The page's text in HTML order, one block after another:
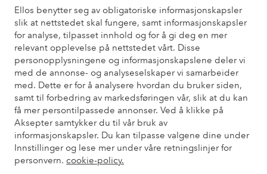
Ellos benytter seg av obligatoriske informasjonskapsler
slik at nettstedet skal fungere, samt informasjonskapsler
for analyse, tilpasset innhold og for å gi deg en mer
relevant opplevelse på nettstedet vårt. Disse
personopplysningene og informasjonskapslene deler vi
med de annonse- og analyseselskaper vi samarbeider
med. Dette er for å analysere hvordan du bruker siden,
samt til forbedring av markedsføringen vår, slik at du kan
få mer persontilpassede annonser. Ved å klikke på
Aksepter samtykker du til vår bruk av
informasjonskapsler. Du kan tilpasse valgene dine under
Innstillinger og lese mer under våre retningslinjer for
personvern. cookie-policy.
* Se tilbudsvilkår ved registrering
Trenger du hjelp?
Du finner svar på de vanligste spørsmålene i vår FAQ. Du finner
også informasjon om hvordan du kan kontakte oss.
Kundeservice Bestilling
Mine sider